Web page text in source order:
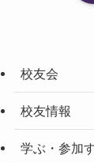
校友会
校友情報
学ぶ・参加